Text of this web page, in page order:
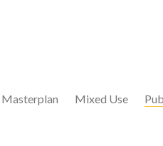
Masterplan Mixed Use